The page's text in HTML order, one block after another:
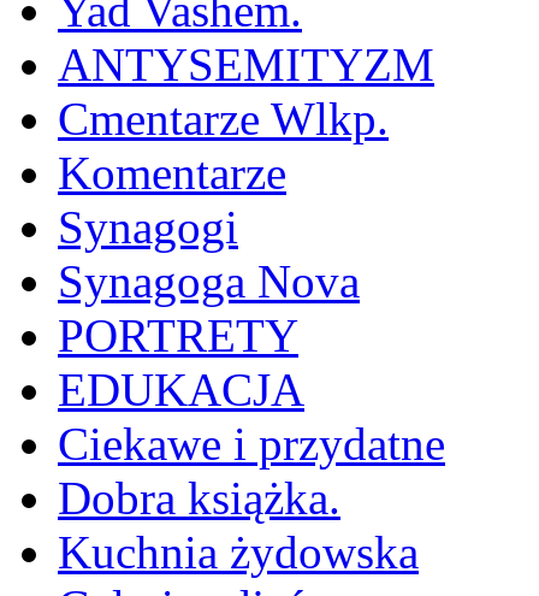
Yad Vashem.
ANTYSEMITYZM
Cmentarze Wlkp.
Komentarze
Synagogi
Synagoga Nova
PORTRETY
EDUKACJA
Ciekawe i przydatne
Dobra książka.
Kuchnia żydowska